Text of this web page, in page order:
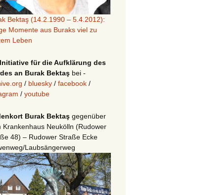
Bektaş (14.2.1990 – 5.4.2012):
Momente aus Buraks viel zu
Leben
Initiative für die Aufklärung des
an Burak Bektaş bei -
/ bluesky / facebook /
/ youtube
Burak Bektaş gegenüber
Krankenhaus Neukölln (Rudower
48) – Rudower Straße Ecke
Laubsängerweg